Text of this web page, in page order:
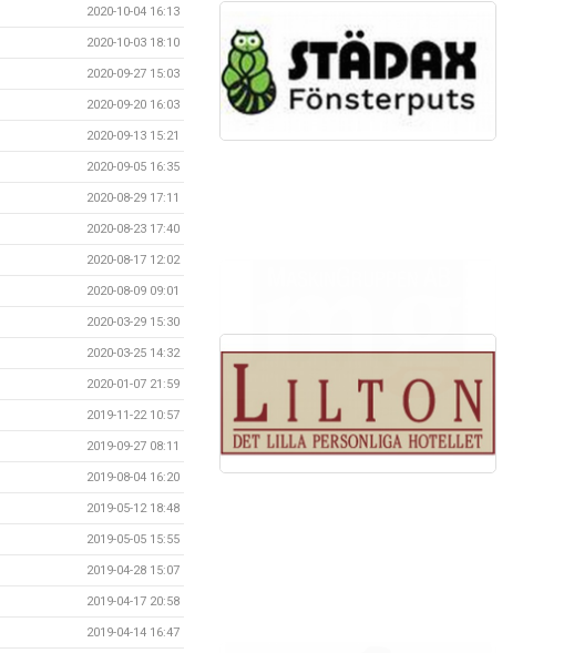
2020-10-04 16:13
2020-10-03 18:10
2020-09-27 15:03
2020-09-20 16:03
2020-09-13 15:21
2020-09-05 16:35
2020-08-29 17:11
2020-08-23 17:40
2020-08-17 12:02
2020-08-09 09:01
2020-03-29 15:30
2020-03-25 14:32
2020-01-07 21:59
2019-11-22 10:57
2019-09-27 08:11
2019-08-04 16:20
2019-05-12 18:48
2019-05-05 15:55
2019-04-28 15:07
2019-04-17 20:58
2019-04-14 16:47